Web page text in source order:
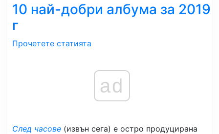
10 най-добри албума за 2019
г
Прочетете статията
ad
След часове (извън сега) е остро продуцирана